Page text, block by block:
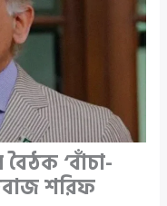
বৈঠক ‘বাঁচা-
শরিফ